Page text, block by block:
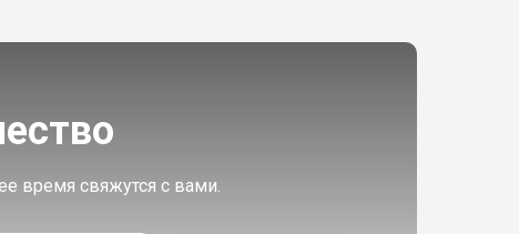
время свяжутся с вами.